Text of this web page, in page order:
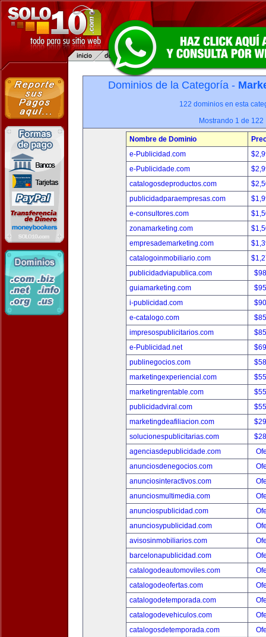
Dominios de la Categoría -
122 dominios en esta
Mostrando 1 de 122
Nombre de Dominio
e-Publicidad.com
e-Publicidade.com
catalogosdeproductos.com
publicidadparaempresas.com
e-consultores.com
zonamarketing.com
empresademarketing.com
catalogoinmobiliario.com
publicidadviapublica.com
guiamarketing.com
i-publicidad.com
e-catalogo.com
impresospublicitarios.com
e-Publicidad.net
publinegocios.com
marketingexperiencial.com
marketingrentable.com
publicidadviral.com
marketingdeafiliacion.com
solucionespublicitarias.com
agenciasdepublicidade.com
anunciosdenegocios.com
anunciosinteractivos.com
anunciosmultimedia.com
anunciospublicidad.com
anunciosypublicidad.com
avisosinmobiliarios.com
barcelonapublicidad.com
catalogodeautomoviles.com
catalogodeofertas.com
catalogodetemporada.com
catalogodevehiculos.com
catalogosdetemporada.com